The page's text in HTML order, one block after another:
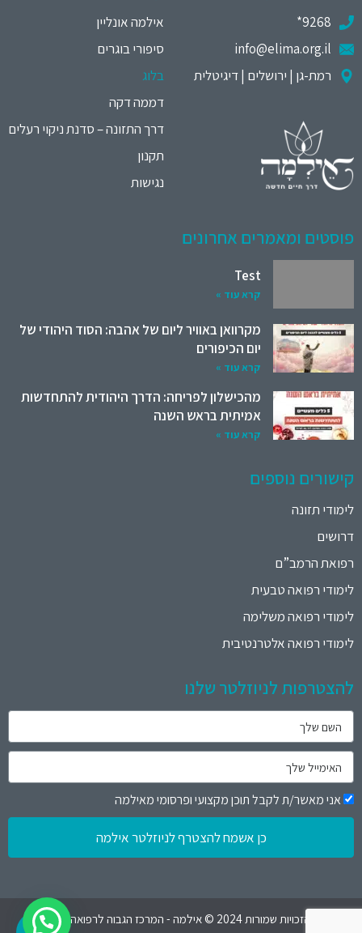
9268*
info@elima.org.il
רמת-גן | ירושלים | דיגיטלית
אילמה אונליין
סיפורי בוגרים
בלוג
דממה דקה
דרך התזונה – סדנת ניקוי רעלים
תקנון
נגישות
פוסטים ומאמרים אחרונים
Test
קרא עוד »
מקרוואן באוויר ליום של אהבה: הסוד היהודי של
יום הכיפורים
קרא עוד »
מהכישלון לפריחה: הדרך היהודית להתחדשות
אמיתית בראש השנה
קרא עוד »
קישורים נוספים
לימודי תזונה
דרושים
רפואת הרמב”ם
לימודי רפואה טבעית
לימודי רפואה משלימה
לימודי רפואה אלטרנטיבית
להצטרפות לניוזלטר שלנו
אני מאשר/ת לקבל תוכן מקצועי ופרסומי מאילמה
כן אשמח להצטרף לניוזלטר אילמה
כל הזכויות שמורות 2024 © אילמה - המרכז הגבוה לרפואה טבעית